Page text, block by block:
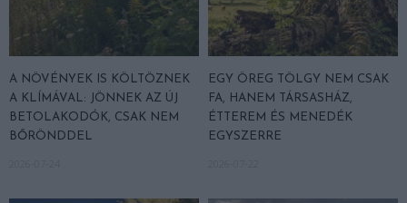
A NÖVÉNYEK IS KÖLTÖZNEK
A KLÍMÁVAL: JÖNNEK AZ ÚJ
BETOLAKODÓK, CSAK NEM
BŐRÖNDDEL
EGY ÖREG TÖLGY NEM CSAK
FA, HANEM TÁRSASHÁZ,
ÉTTEREM ÉS MENEDÉK
EGYSZERRE